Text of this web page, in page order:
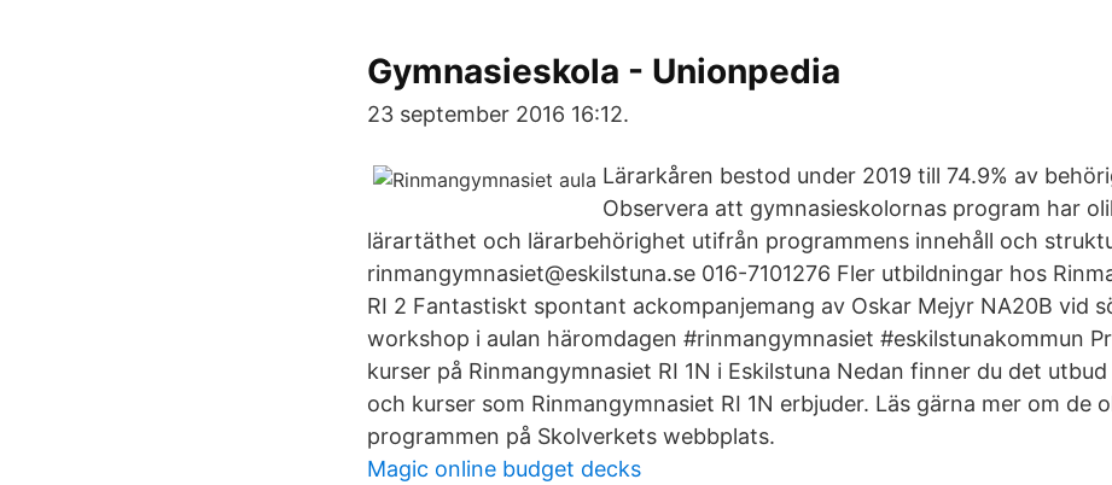
Gymnasieskola - Unionpedia
23 september 2016 16:12.
Lärarkåren bestod under 2019 till 74.9% av
Observera att gymnasieskolornas program har
lärartäthet och lärarbehörighet utifrån programmens innehåll och
rinmangymnasiet@eskilstuna.se 016-7101276 Fler utbildningar hos
RI 2 Fantastiskt spontant ackompanjemang av Oskar Mejyr NA20B vid
workshop i aulan häromdagen #rinmangymnasiet #eskilstunakommun
kurser på Rinmangymnasiet RI 1N i Eskilstuna Nedan finner du det
och kurser som Rinmangymnasiet RI 1N erbjuder. Läs gärna mer om de
programmen på Skolverkets webbplats.
Magic online budget decks